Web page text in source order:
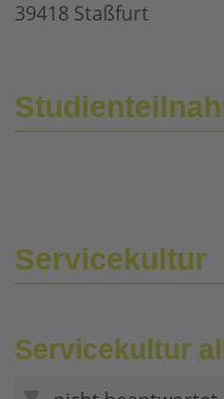
39418 Staßfurt
Servicekultur
Servicekultur